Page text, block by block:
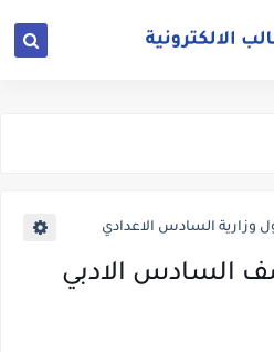
وزارية السادس الاعدادي
السادس الادبي